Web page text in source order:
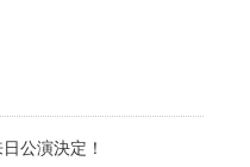
公演決定！